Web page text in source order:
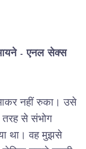
- एनल सेक्स
आकर नहीं रुका। उसे
तरह से संभोग
था। वह मुझसे